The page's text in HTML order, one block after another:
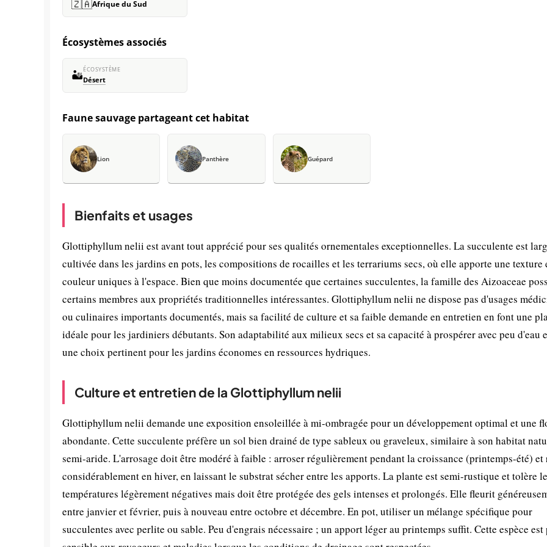
🇿🇦Afrique du Sud
Écosystèmes associés
🏜️ÉCOSYSTÈME
Désert
Faune sauvage partageant cet habitat
Lion Panthère Guépard
Bienfaits et usages
Glottiphyllum nelii est avant tout apprécié pour ses qualités ornementales exceptionnelles. La succulente est
cultivée dans les jardins en pots, les compositions de rocailles et les terrariums secs, où elle apporte une texture
couleur uniques à l'espace. Bien que moins documentée que certaines succulentes, la famille des Aizoaceae
certains membres aux propriétés traditionnelles intéressantes. Glottiphyllum nelii ne dispose pas d'usages
ou culinaires importants documentés, mais sa facilité de culture et sa faible demande en entretien en font une
idéale pour les jardiniers débutants. Son adaptabilité aux milieux secs et sa capacité à prospérer avec peu d'eau
une choix pertinent pour les jardins économes en ressources hydriques.
Culture et entretien de la Glottiphyllum nelii
Glottiphyllum nelii demande une exposition ensoleillée à mi-ombragée pour un développement optimal et une
abondante. Cette succulente préfère un sol bien drainé de type sableux ou graveleux, similaire à son habitat
semi-aride. L'arrosage doit être modéré à faible : arroser régulièrement pendant la croissance (printemps-été) et
considérablement en hiver, en laissant le substrat sécher entre les apports. La plante est semi-rustique et tolère
températures légèrement négatives mais doit être protégée des gels intenses et prolongés. Elle fleurit
entre janvier et février, puis à nouveau entre octobre et décembre. En pot, utiliser un mélange spécifique pour
succulentes avec perlite ou sable. Peu d'engrais nécessaire ; un apport léger au printemps suffit. Cette espèce est